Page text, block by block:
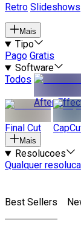
Retro Slideshows
Mais
Tipo
Pago Gratis
Software
Todos
After
Final Cut
Mais
Resolucoes
Qualquer
Best Sellers